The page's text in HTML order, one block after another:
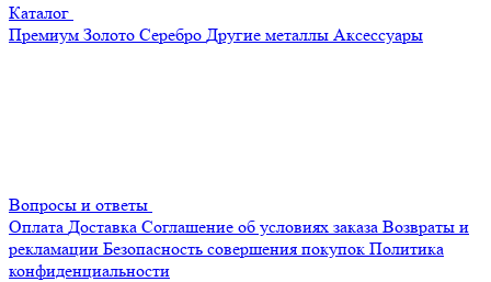
Каталог
Премиум Золото Серебро Другие металлы Аксессуары
Вопросы и ответы
Оплата Доставка Соглашение об условиях заказа Возвраты и
рекламации Безопасность совершения покупок Политика
конфиденциальности